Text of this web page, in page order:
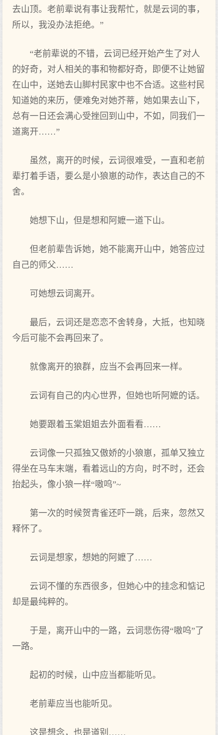
去山顶。老前辈说有事让我帮忙，就是云词的事，
所以，我没办法拒绝。”
“老前辈说的不错，云词已经开始产生了对人
的好奇，对人相关的事和物都好奇，即便不让她留
在山中，送她去山脚村民家中也不合适。这些村民
知道她的来历，便难免对她芥蒂，她如果去山下，
总有一日还会满心受挫回到山中，不如，同我们一
道离开……”
虽然，离开的时候，云词很难受，一直和老前
辈打着手语，要么是小狼崽的动作，表达自己的不
舍。
她想下山，但是想和阿嬷一道下山。
但老前辈告诉她，她不能离开山中，她答应过
自己的师父……
可她想云词离开。
最后，云词还是恋恋不舍转身，大抵，也知晓
今后可能不会再回来了。
就像离开的狼群，应当不会再回来一样。
云词有自己的内心世界，但她也听阿嬷的话。
她要跟着玉棠姐姐去外面看看……
云词像一只孤独又傲娇的小狼崽，孤单又独立
得坐在马车末端，看着远山的方向，时不时，还会
抬起头，像小狼一样“嗷呜”~
第一次的时候贺青雀还吓一跳，后来，忽然又
释怀了。
云词是想家，想她的阿嬷了……
云词不懂的东西很多，但她心中的挂念和惦记
却是最纯粹的。
于是，离开山中的一路，云词悲伤得“嗷呜”了
一路。
起初的时候，山中应当都能听见。
老前辈应当也能听见。
这是想念，也是道别……